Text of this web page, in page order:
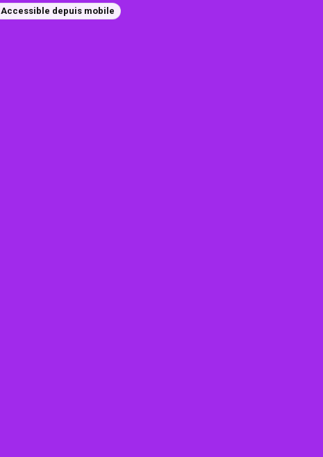
Accessible depuis mobile